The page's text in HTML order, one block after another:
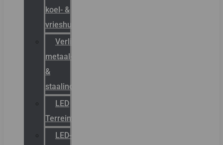
koel- &
vrieshuizen
Verlichting
metaal-
&
staalindustrie
LED
Terreinverlichting
LED-